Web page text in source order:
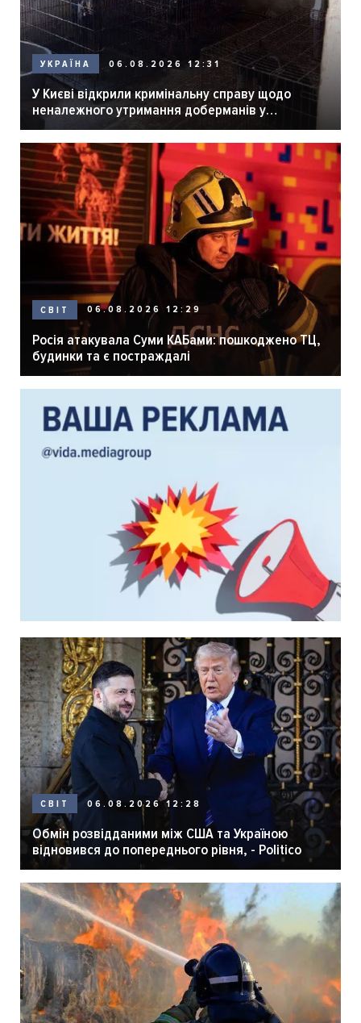
УКРАЇНА 06.08.2026 12:31
У Києві відкрили кримінальну справу щодо
неналежного утримання доберманів у
розпліднику
СВІТ 06.08.2026 12:29
Росія атакувала Суми КАБами: пошкоджено ТЦ,
будинки та є постраждалі
СВІТ 06.08.2026 12:28
Обмін розвідданими між США та Україною
відновився до попереднього рівня, - Politico